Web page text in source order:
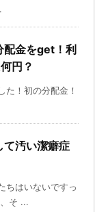
配金をget！利
円？
た！初の分配金！
て汚い潔癖症
ちはいないですっ
そ ...